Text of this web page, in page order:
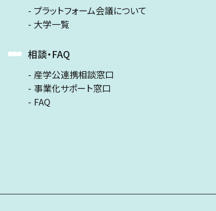
プラットフォーム会議について
大学一覧
相談・FAQ
産学公連携相談窓口
事業化サポート窓口
FAQ